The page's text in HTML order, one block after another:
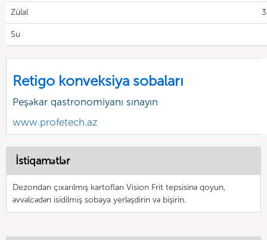
Zülal
Su
Retigo konveksiya sobaları
Peşəkar qastronomiyanı sınayın
www.profetech.az
İstiqamətlər
Dezondan çıxarılmış kartofları Vision Frit tepsisinə qoyun,
əvvəlcədən isidilmiş sobaya yerləşdirin və bişirin.